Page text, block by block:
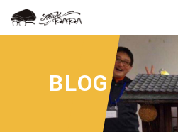
BLOG